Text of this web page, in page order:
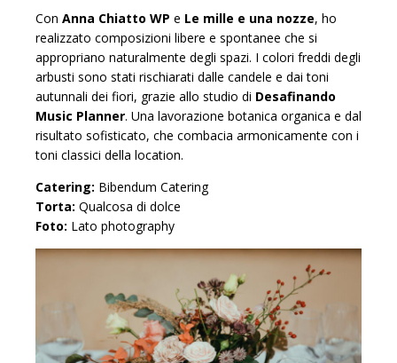
Con Anna Chiatto WP e Le mille e una nozze, ho
realizzato composizioni libere e spontanee che si
appropriano naturalmente degli spazi. I colori freddi degli
arbusti sono stati rischiarati dalle candele e dai toni
autunnali dei fiori, grazie allo studio di Desafinando
Music Planner. Una lavorazione botanica organica e dal
risultato sofisticato, che combacia armonicamente con i
toni classici della location.
Catering: Bibendum Catering
Torta: Qualcosa di dolce
Foto: Lato photography